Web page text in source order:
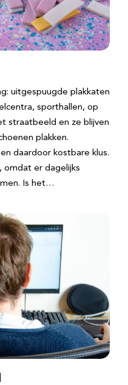
uitgespuugde plakkaten
sporthallen, op
straatbeeld en ze blijven
plakken.
daardoor kostbare klus.
omdat er dagelijks
Is het…